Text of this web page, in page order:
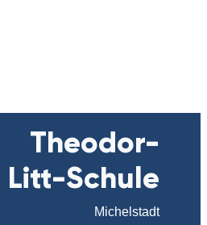
Theodor-
Litt-Schule
Michelstadt